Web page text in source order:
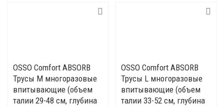
OSSO Comfort ABSORB
Трусы M многоразовые
впитывающие (объем
талии 29-48 см, глубина
OSSO Comfort ABSORB
Трусы L многоразовые
впитывающие (объем
талии 33-52 см, глубина